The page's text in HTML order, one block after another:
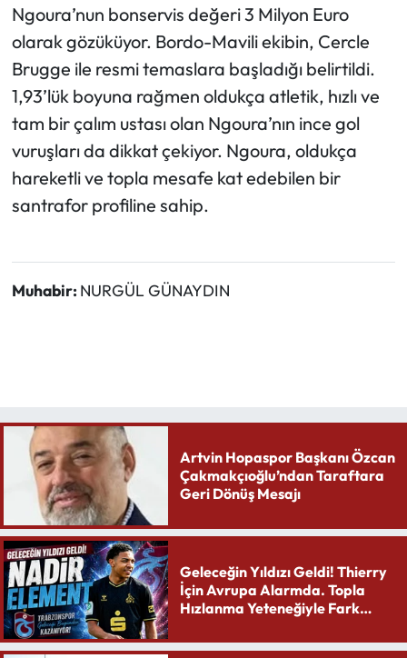
Ngoura’nun bonservis değeri 3 Milyon Euro
olarak gözüküyor. Bordo-Mavili ekibin, Cercle
Brugge ile resmi temaslara başladığı belirtildi.
1,93’lük boyuna rağmen oldukça atletik, hızlı ve
tam bir çalım ustası olan Ngoura’nın ince gol
vuruşları da dikkat çekiyor. Ngoura, oldukça
hareketli ve topla mesafe kat edebilen bir
santrafor profiline sahip.
Muhabir: NURGÜL GÜNAYDIN
Artvin Hopaspor Başkanı Özcan
Çakmakçıoğlu’ndan Taraftara
Geri Dönüş Mesajı
Geleceğin Yıldızı Geldi! Thierry
İçin Avrupa Alarmda. Topla
Hızlanma Yeteneğiyle Fark